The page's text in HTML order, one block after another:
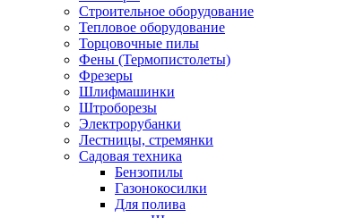
Строительное оборудование
Тепловое оборудование
Торцовочные пилы
Фены (Термопистолеты)
Фрезеры
Шлифмашинки
Штроборезы
Электрорубанки
Лестницы, стремянки
Садовая техника
Бензопилы
Газонокосилки
Для полива